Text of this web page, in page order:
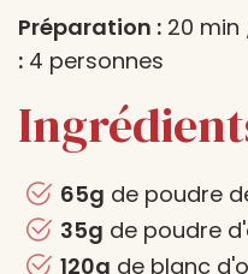
Préparation : 20 min
: 4 personnes
65g de poudre
35g de poudre
120g de blanc